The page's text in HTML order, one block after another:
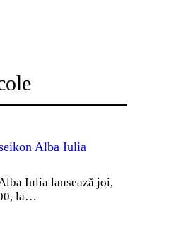
Alba Iulia
Iulia lansează joi,
la…